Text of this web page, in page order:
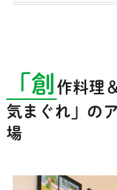
「創 作料理
気まぐれ」の
場